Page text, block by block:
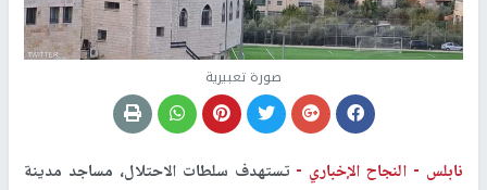
صورة تعبيرية
نابلس - النجاح الإخباري - تستهدف سلطات الاحتلال، مساجد مدينة